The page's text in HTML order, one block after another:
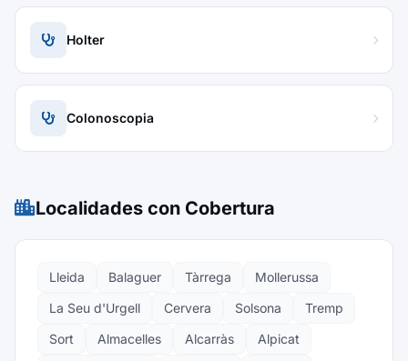
Holter
Colonoscopia
Localidades con Cobertura
Lleida Balaguer Tàrrega
Mollerussa
La Seu d'Urgell
Cervera Solsona
Tremp
Sort
Almacelles Alcarràs
Alpicat